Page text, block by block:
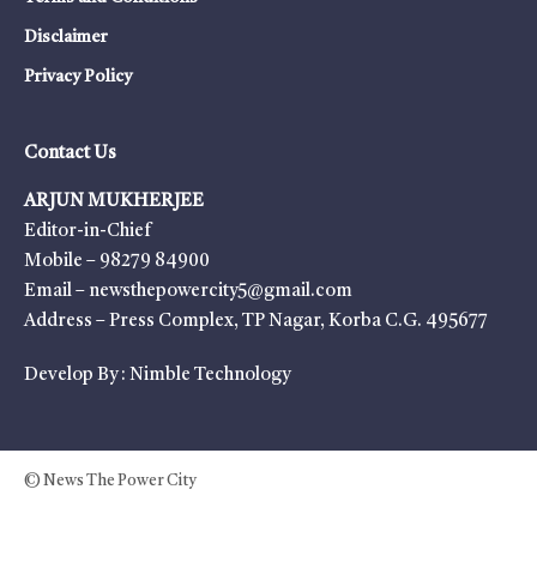
Disclaimer
Privacy Policy
Contact Us
ARJUN MUKHERJEE
Editor-in-Chief
Mobile – 98279 84900
Email – newsthepowercity5@gmail.com
Address – Press Complex, TP Nagar, Korba C.G. 495677
Develop By : Nimble Technology
© News The Power City